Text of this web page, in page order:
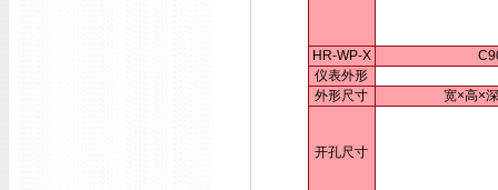
HR-WP-X
仪表外形
外形尺寸
宽×高×
开孔尺寸